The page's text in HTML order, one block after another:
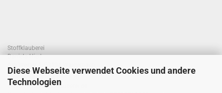
Diese Webseite verwendet Cookies und andere
Technologien
Stoffklauberei
Daniela Hierl
Telefon +49 170 41 55 820
E-Mail: info@stoffklauberei.de